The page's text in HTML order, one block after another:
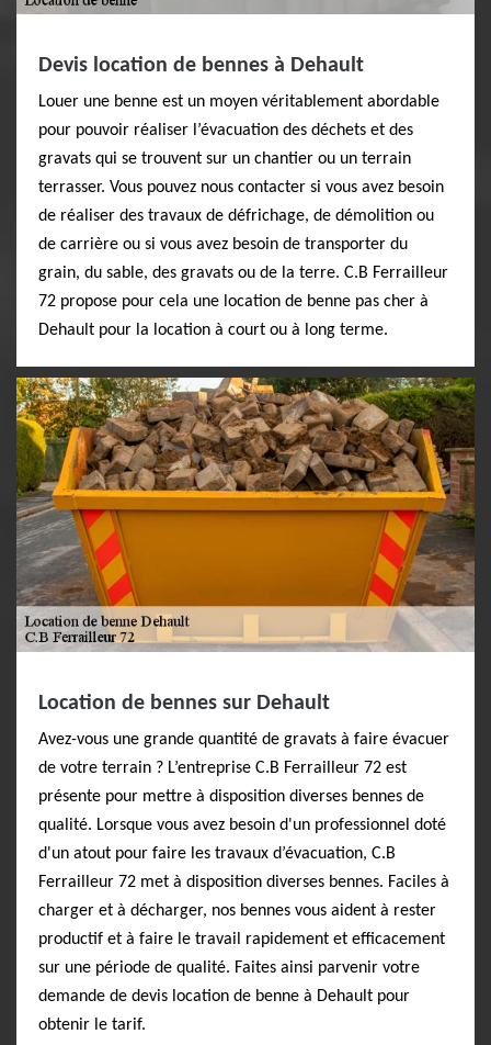
Devis location de bennes à Dehault
Louer une benne est un moyen véritablement abordable
pour pouvoir réaliser l’évacuation des déchets et des
gravats qui se trouvent sur un chantier ou un terrain
terrasser. Vous pouvez nous contacter si vous avez besoin
de réaliser des travaux de défrichage, de démolition ou
de carrière ou si vous avez besoin de transporter du
grain, du sable, des gravats ou de la terre. C.B Ferrailleur
72 propose pour cela une location de benne pas cher à
Dehault pour la location à court ou à long terme.
Location de bennes sur Dehault
Avez-vous une grande quantité de gravats à faire évacuer
de votre terrain ? L’entreprise C.B Ferrailleur 72 est
présente pour mettre à disposition diverses bennes de
qualité. Lorsque vous avez besoin d'un professionnel doté
d'un atout pour faire les travaux d’évacuation, C.B
Ferrailleur 72 met à disposition diverses bennes. Faciles à
charger et à décharger, nos bennes vous aident à rester
productif et à faire le travail rapidement et efficacement
sur une période de qualité. Faites ainsi parvenir votre
demande de devis location de benne à Dehault pour
obtenir le tarif.